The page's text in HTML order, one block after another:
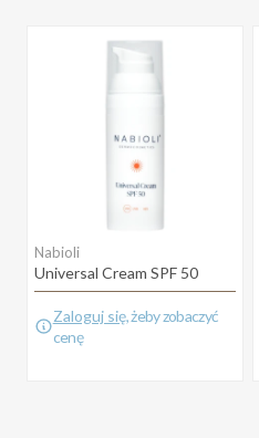
Nabioli
Universal Cream SPF 50
Zaloguj się, żeby zobaczyć
cenę